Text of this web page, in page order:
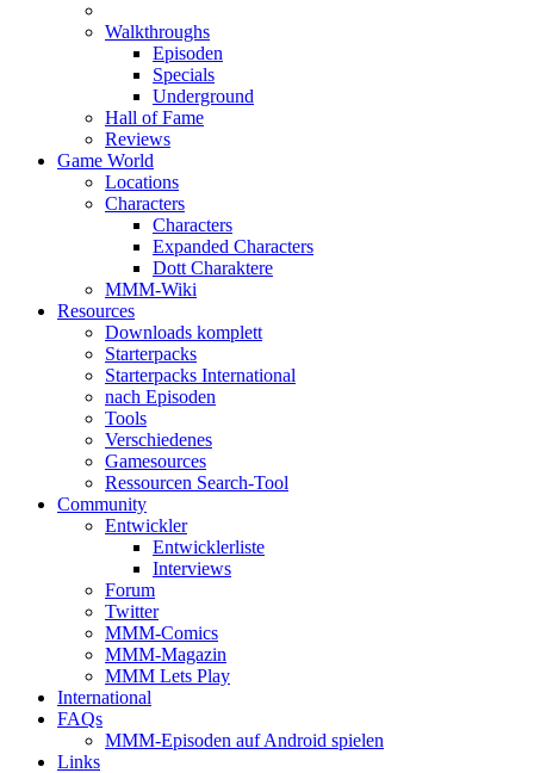
Walkthroughs
Episoden
Specials
Underground
Hall of Fame
Reviews
Game World
Locations
Characters
Characters
Expanded Characters
Dott Charaktere
MMM-Wiki
Resources
Downloads komplett
Starterpacks
Starterpacks International
nach Episoden
Tools
Verschiedenes
Gamesources
Ressourcen Search-Tool
Community
Entwickler
Entwicklerliste
Interviews
Forum
Twitter
MMM-Comics
MMM-Magazin
MMM Lets Play
International
FAQs
MMM-Episoden auf Android spielen
Links